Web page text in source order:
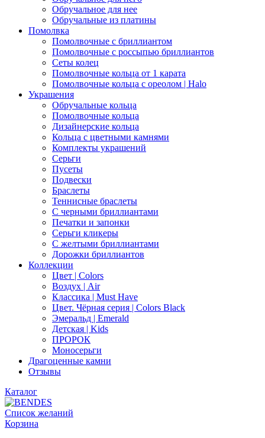
Обручальное для нее
Обручальные из платины
Помолвка
Помолвочные с бриллиантом
Помолвочные с россыпью бриллиантов
Сеты колец
Помолвочные кольца от 1 карата
Помолвочные кольца с ореолом | Halo
Украшения
Обручальные кольца
Помолвочные кольца
Дизайнерские кольца
Кольца с цветными камнями
Комплекты украшений
Серьги
Пусеты
Подвески
Браслеты
Теннисные браслеты
C черными бриллиантами
Печатки и запонки
Серьги кликеры
С желтыми бриллиантами
Дорожки бриллиантов
Коллекции
Цвет | Colors
Воздух | Air
Классика | Must Have
Цвет. Чёрная серия | Colors Black
Эмеральд | Emerald
Детская | Kids
ПРОРОК
Моносерьги
Драгоценные камни
Отзывы
Каталог
Список желаний
Корзина